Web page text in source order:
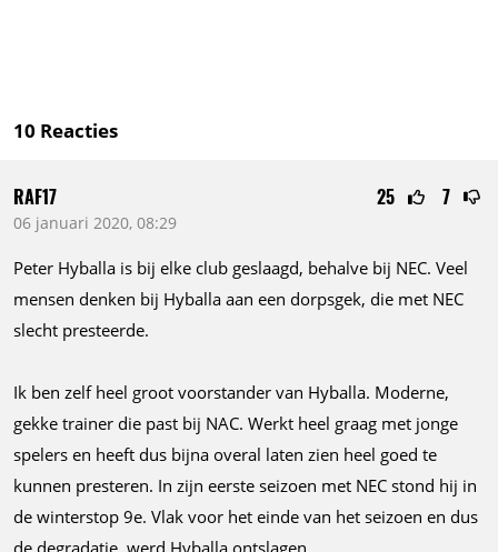
10 Reacties
25 7
RAF17
06 januari 2020, 08:29
Peter Hyballa is bij elke club geslaagd, behalve bij NEC. Veel
mensen denken bij Hyballa aan een dorpsgek, die met NEC
slecht presteerde.
Ik ben zelf heel groot voorstander van Hyballa. Moderne,
gekke trainer die past bij NAC. Werkt heel graag met jonge
spelers en heeft dus bijna overal laten zien heel goed te
kunnen presteren. In zijn eerste seizoen met NEC stond hij in
de winterstop 9e. Vlak voor het einde van het seizoen en dus
de degradatie, werd Hyballa ontslagen.